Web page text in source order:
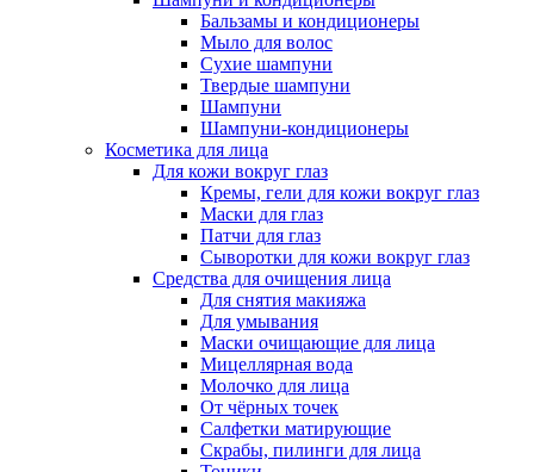
Бальзамы и кондиционеры
Мыло для волос
Сухие шампуни
Твердые шампуни
Шампуни
Шампуни-кондиционеры
Косметика для лица
Для кожи вокруг глаз
Кремы, гели для кожи вокруг глаз
Маски для глаз
Патчи для глаз
Сыворотки для кожи вокруг глаз
Средства для очищения лица
Для снятия макияжа
Для умывания
Маски очищающие для лица
Мицеллярная вода
Молочко для лица
От чёрных точек
Салфетки матирующие
Скрабы, пилинги для лица